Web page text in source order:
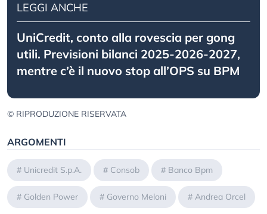
LEGGI ANCHE
UniCredit, conto alla rovescia per gong
utili. Previsioni bilanci 2025-2026-2027,
mentre c’è il nuovo stop all’OPS su BPM
© RIPRODUZIONE RISERVATA
ARGOMENTI
# Unicredit S.p.A. # Consob # Banco Bpm
# Golden Power # Governo Meloni # Andrea Orcel